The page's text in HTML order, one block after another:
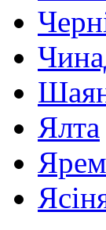
Ялта